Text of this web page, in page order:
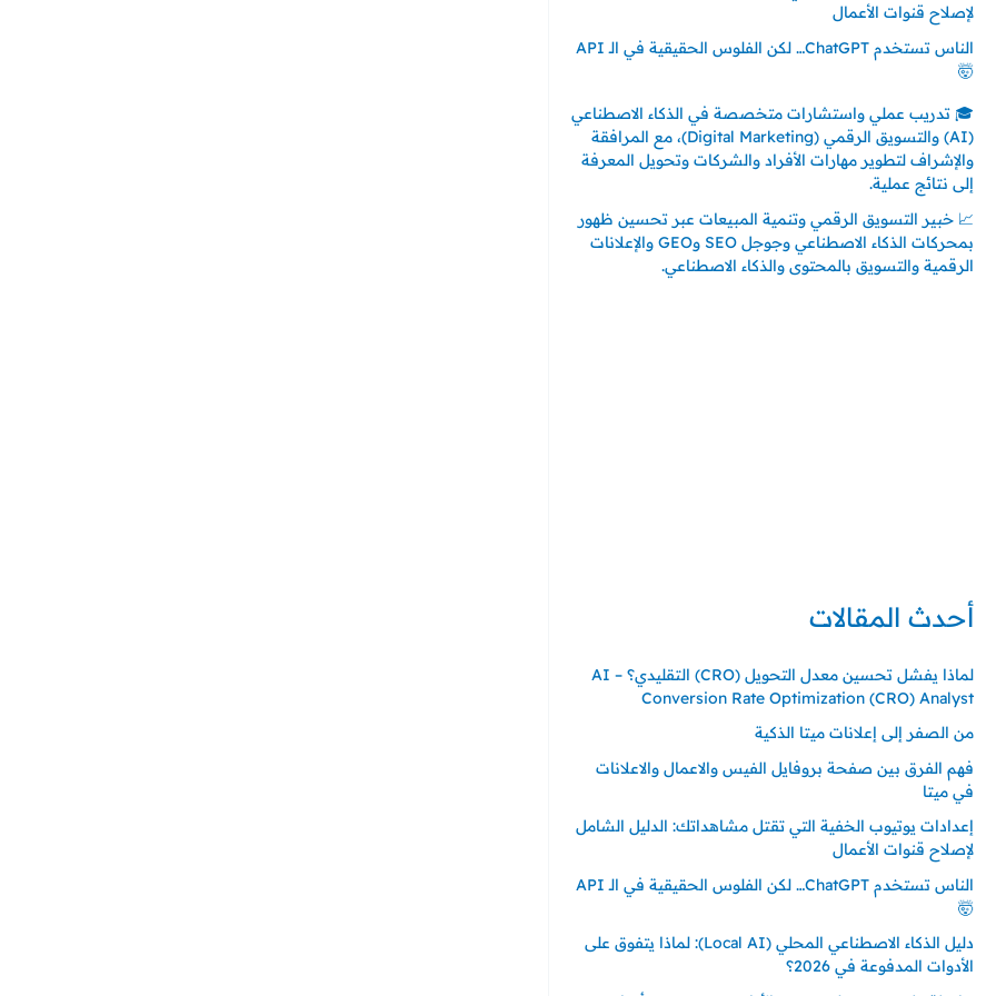
لإصلاح قنوات الأعمال
الناس تستخدم ChatGPT… لكن الفلوس الحقيقية في الـ API
🤯
🎓 تدريب عملي واستشارات متخصصة في الذكاء الاصطناعي
(AI) والتسويق الرقمي (Digital Marketing)، مع المرافقة
والإشراف لتطوير مهارات الأفراد والشركات وتحويل المعرفة
إلى نتائج عملية.
📈 خبير التسويق الرقمي وتنمية المبيعات عبر تحسين ظهور
بمحركات الذكاء الاصطناعي وجوجل SEO وGEO والإعلانات
الرقمية والتسويق بالمحتوى والذكاء الاصطناعي.
أحدث المقالات
لماذا يفشل تحسين معدل التحويل (CRO) التقليدي؟ – AI
Conversion Rate Optimization (CRO) Analyst
من الصفر إلى إعلانات ميتا الذكية
فهم الفرق بين صفحة بروفايل الفيس والاعمال والاعلانات
في ميتا
إعدادات يوتيوب الخفية التي تقتل مشاهداتك: الدليل الشامل
لإصلاح قنوات الأعمال
الناس تستخدم ChatGPT… لكن الفلوس الحقيقية في الـ API
🤯
دليل الذكاء الاصطناعي المحلي (Local AI): لماذا يتفوق على
الأدوات المدفوعة في 2026؟